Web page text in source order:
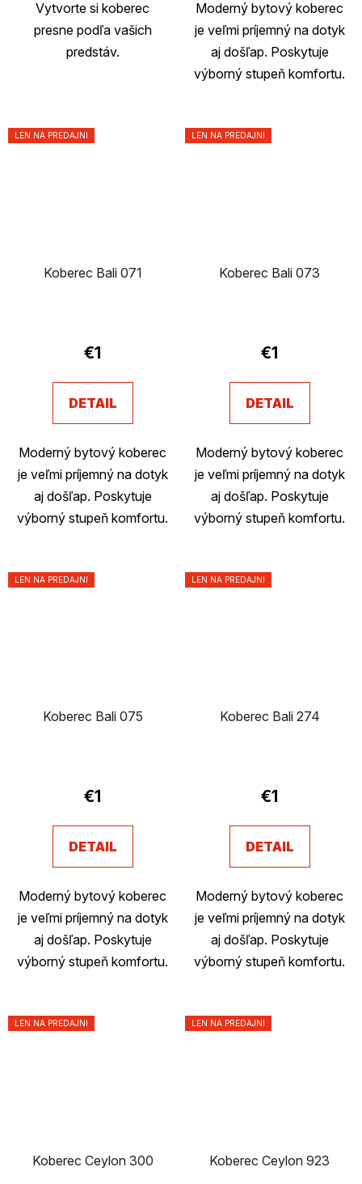
Vytvorte si koberec
presne podľa vašich
predstáv.
Moderný bytový koberec
je veľmi príjemný na dotyk
aj došľap. Poskytuje
výborný stupeň komfortu.
LEN NA PREDAJNI
Koberec Bali 071
hodnotenie
je
2,6
5
hviezdičiek.
€1
DETAIL
Moderný bytový koberec
je veľmi príjemný na dotyk
aj došľap. Poskytuje
výborný stupeň komfortu.
LEN NA PREDAJNI
Koberec Bali 073
€1
DETAIL
Moderný bytový koberec
je veľmi príjemný na dotyk
aj došľap. Poskytuje
výborný stupeň komfortu.
LEN NA PREDAJNI
Koberec Bali 075
hodnotenie
je
2,7
5
hviezdičiek.
€1
DETAIL
Moderný bytový koberec
je veľmi príjemný na dotyk
aj došľap. Poskytuje
výborný stupeň komfortu.
LEN NA PREDAJNI
Koberec Bali 274
€1
DETAIL
Moderný bytový koberec
je veľmi príjemný na dotyk
aj došľap. Poskytuje
výborný stupeň komfortu.
LEN NA PREDAJNI
Koberec Ceylon 300
LEN NA PREDAJNI
Koberec Ceylon 923